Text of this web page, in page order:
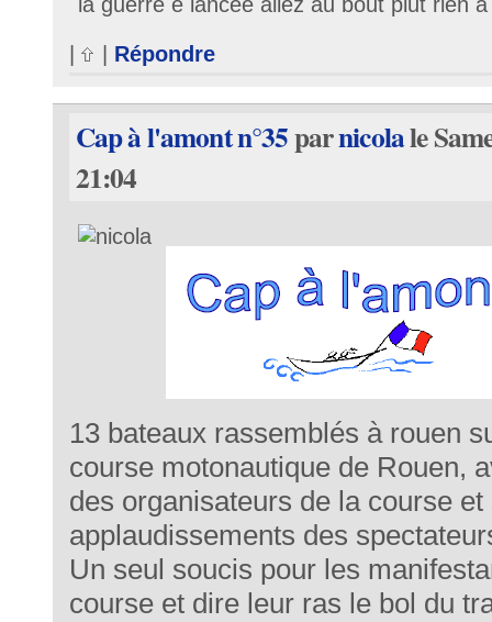
Répondre
Cap à l'amont n°35parnicolale
21:04
13 bateaux rassemblés à rouen
course motonautique de Rouen,
des organisateurs de la course et
applaudissements des
Un seul soucis pour les
course et dire leur ras le bol du